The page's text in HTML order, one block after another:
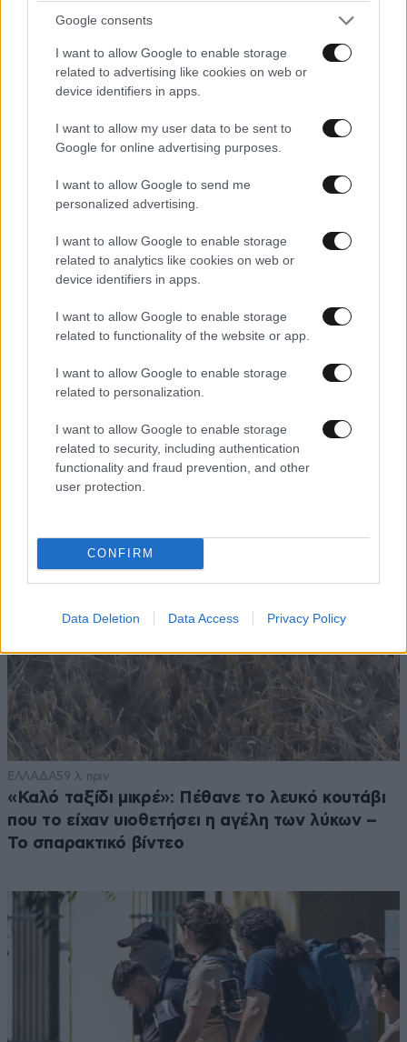
Google consents
I want to allow Google to enable storage
related to advertising like cookies on web or
device identifiers in apps.
I want to allow my user data to be sent to
Google for online advertising purposes.
I want to allow Google to send me
personalized advertising.
I want to allow Google to enable storage
related to analytics like cookies on web or
device identifiers in apps.
I want to allow Google to enable storage
related to functionality of the website or app.
I want to allow Google to enable storage
related to personalization.
I want to allow Google to enable storage
related to security, including authentication
functionality and fraud prevention, and other
user protection.
CONFIRM
Data Deletion Data Access Privacy Policy
ΕΛΛΑΔΑ59 λ. πριν
«Καλό ταξίδι μικρέ»: Πέθανε το λευκό κουτάβι
που το είχαν υιοθετήσει η αγέλη των λύκων –
Το σπαρακτικό βίντεο